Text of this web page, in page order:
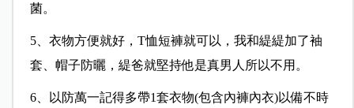
菌。
5、衣物方便就好，T恤短褲就可以，我和緹緹加了袖
套、帽子防曬，緹爸就堅持他是真男人所以不用。
6、以防萬一記得多帶1套衣物(包含內褲內衣)以備不時